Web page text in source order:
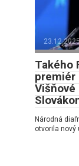
Takého
premiér
Višňové
Národná
otvorila nový